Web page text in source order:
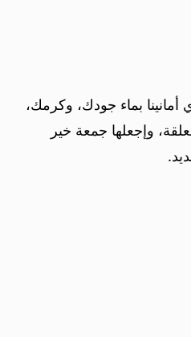
بماء جودك، وكرمك،
وإجعلها جمعة خير